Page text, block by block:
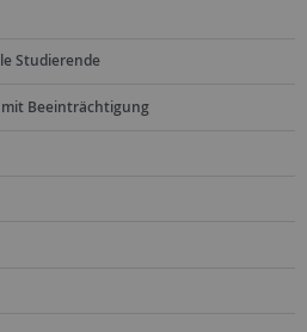
Studierende
Beeinträchtigung